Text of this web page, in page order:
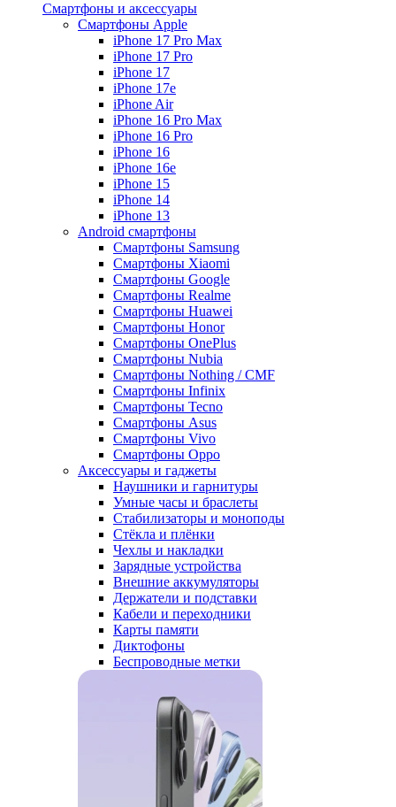
Смартфоны и аксессуары
Смартфоны Apple
iPhone 17 Pro Max
iPhone 17 Pro
iPhone 17
iPhone 17e
iPhone Air
iPhone 16 Pro Max
iPhone 16 Pro
iPhone 16
iPhone 16e
iPhone 15
iPhone 14
iPhone 13
Android cмартфоны
Смартфоны Samsung
Смартфоны Xiaomi
Смартфоны Google
Смартфоны Realme
Смартфоны Huawei
Смартфоны Honor
Смартфоны OnePlus
Смартфоны Nubia
Смартфоны Nothing / CMF
Смартфоны Infinix
Смартфоны Tecno
Смартфоны Asus
Смартфоны Vivo
Смартфоны Oppo
Аксессуары и гаджеты
Наушники и гарнитуры
Умные часы и браслеты
Стабилизаторы и моноподы
Стёкла и плёнки
Чехлы и накладки
Зарядные устройства
Внешние аккумуляторы
Держатели и подставки
Кабели и переходники
Карты памяти
Диктофоны
Беспроводные метки